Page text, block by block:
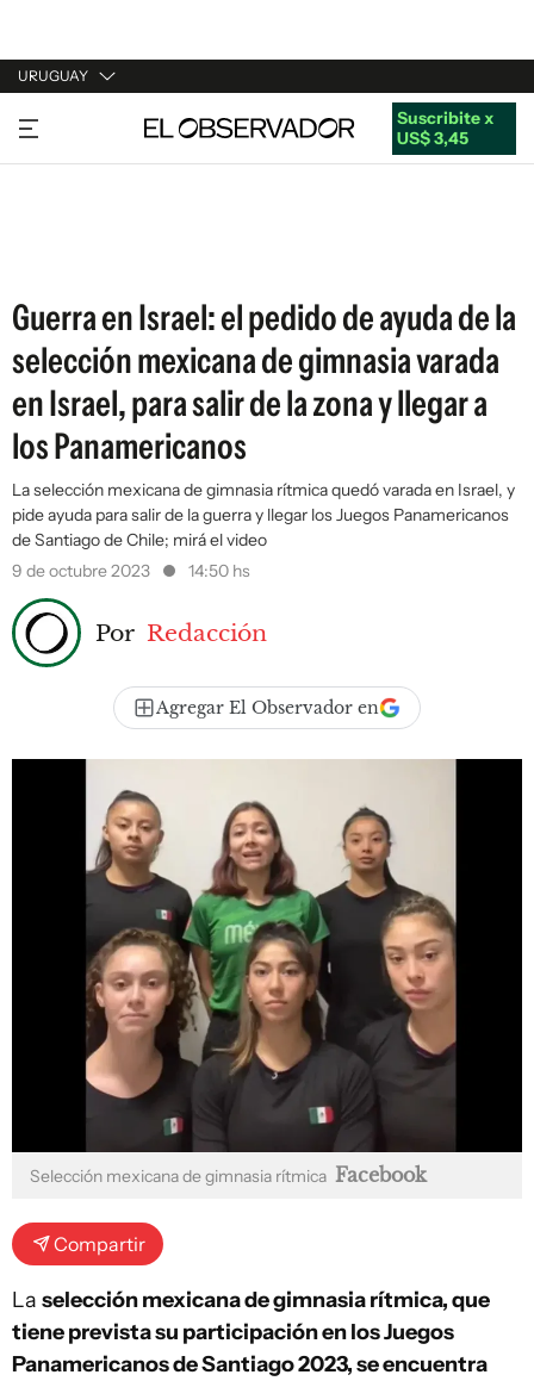
URUGUAY
URUGUAY
ARGENTINA
Suscribite x
US$ 3,45
Guerra en Israel: el pedido de ayuda de la
selección mexicana de gimnasia varada
en Israel, para salir de la zona y llegar a
los Panamericanos
La selección mexicana de gimnasia rítmica quedó varada en Israel, y
pide ayuda para salir de la guerra y llegar los Juegos Panamericanos
de Santiago de Chile; mirá el video
9 de octubre 2023
14:50 hs
Por Redacción
Agregar El Observador en
Selección mexicana de gimnasia rítmica Facebook
Compartir
La selección mexicana de gimnasia rítmica, que
tiene prevista su participación en los Juegos
Panamericanos de Santiago 2023, se encuentra